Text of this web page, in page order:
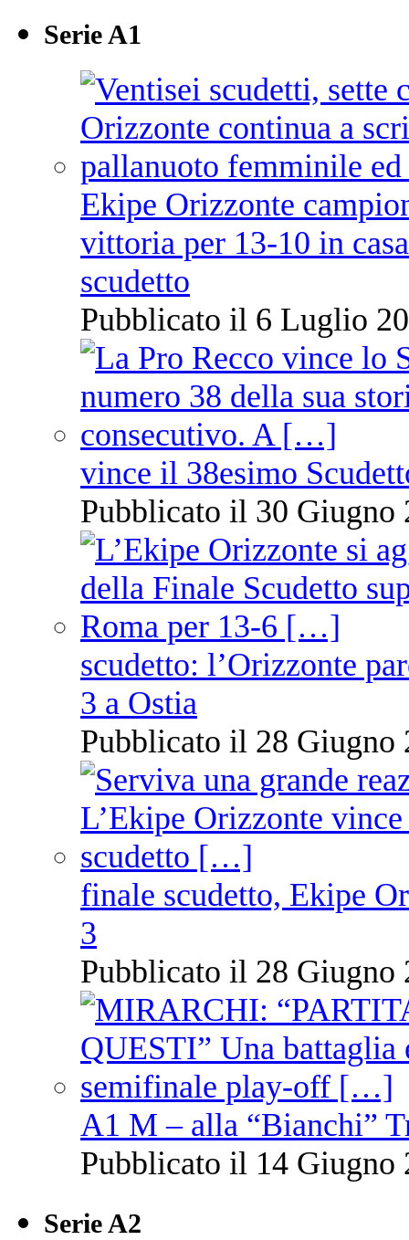
Serie A1
Ekipe Orizzonte
vittoria per 13-10 in
scudetto
Pubblicato il 6 Luglio
vince il 38esimo
Pubblicato il 30 Giugno
scudetto: l’Orizzonte
3 a Ostia
Pubblicato il 28 Giugno
finale scudetto, Ekipe
3
Pubblicato il 28 Giugno
A1 M – alla “Bianchi”
Pubblicato il 14 Giugno
Serie A2